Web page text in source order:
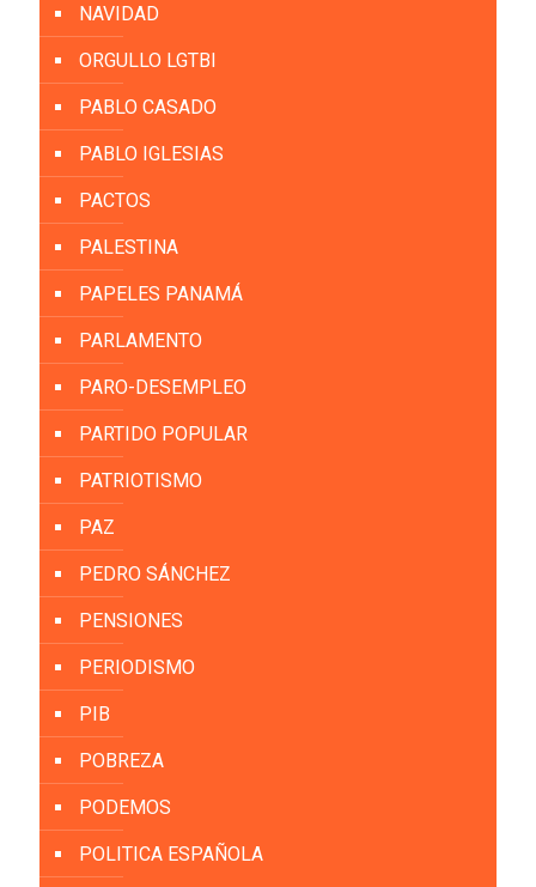
NAVIDAD
ORGULLO LGTBI
PABLO CASADO
PABLO IGLESIAS
PACTOS
PALESTINA
PAPELES PANAMÁ
PARLAMENTO
PARO-DESEMPLEO
PARTIDO POPULAR
PATRIOTISMO
PAZ
PEDRO SÁNCHEZ
PENSIONES
PERIODISMO
PIB
POBREZA
PODEMOS
POLITICA ESPAÑOLA